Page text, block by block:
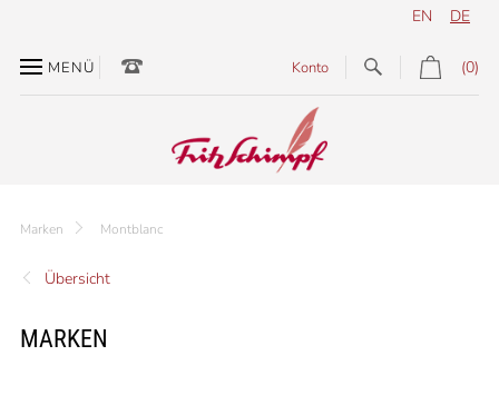
DE
EN
MENÜ (0)
Konto
Übersicht
Marken Montblanc
MARKEN